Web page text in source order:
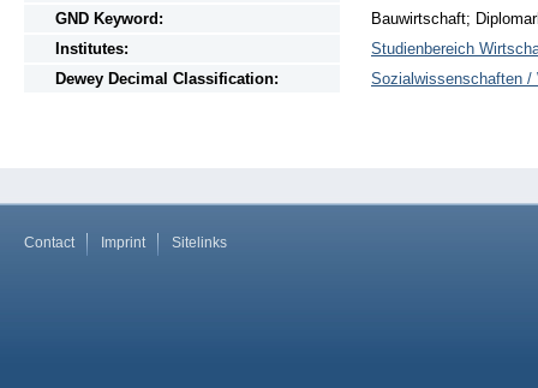
GND Keyword:
Bauwirtschaft;
Institutes:
Studienbereich
Dewey Decimal Classification:
Sozialwissenschaften
Contact Imprint Sitelinks